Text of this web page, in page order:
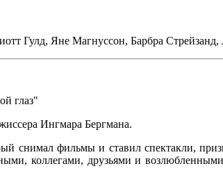
Гулд, Яне Магнуссон, Барбра Стрейзанд,
глаз"
Ингмара Бергмана.
снимал фильмы и ставил спектакли,
коллегами, друзьями и